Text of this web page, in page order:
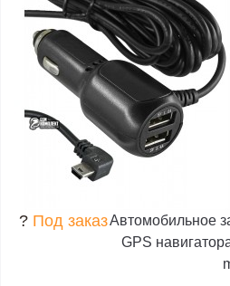
? Под заказАвтомобильное
GPS